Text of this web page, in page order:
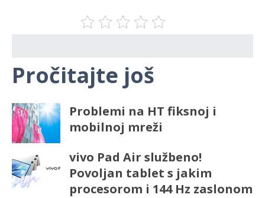
Pročitajte još
Problemi na HT fiksnoj i
mobilnoj mreži
vivo Pad Air službeno!
Povoljan tablet s jakim
procesorom i 144 Hz zaslonom